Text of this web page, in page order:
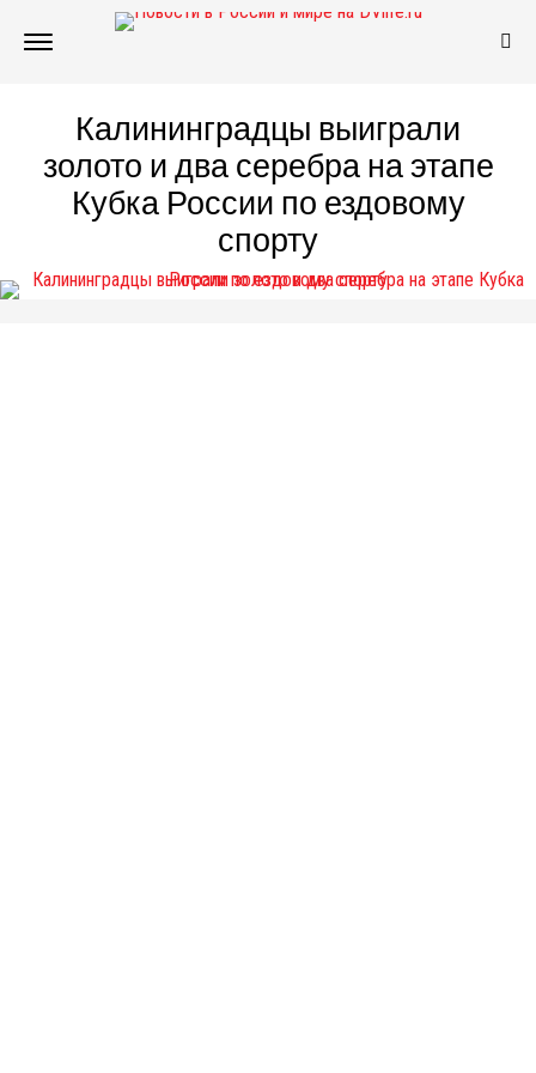
Калининградцы выиграли
золото и два серебра на этапе
Кубка России по ездовому
спорту